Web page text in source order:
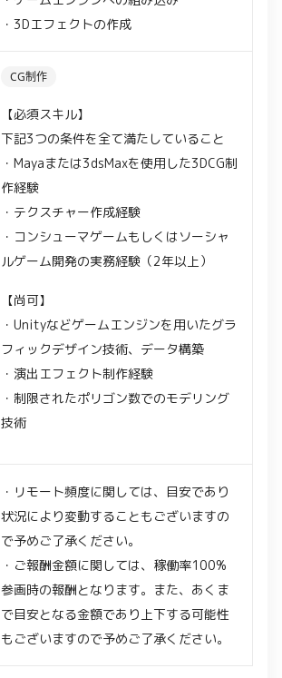
・3Dエフェクトの作成
CG制作
【必須スキル】
下記3つの条件を全て満たしていること
・Mayaまたは3dsMaxを使用した3DCG制
作経験
・テクスチャー作成経験
・コンシューマゲームもしくはソーシャ
ルゲーム開発の実務経験（2年以上）
【尚可】
・Unityなどゲームエンジンを用いたグラ
フィックデザイン技術、データ構築
・演出エフェクト制作経験
・制限されたポリゴン数でのモデリング
技術
・リモート頻度に関しては、目安であり
状況により変動することもございますの
で予めご了承ください。
・ご報酬金額に関しては、稼働率100%
参画時の報酬となります。また、あくま
で目安となる金額であり上下する可能性
もございますので予めご了承ください。